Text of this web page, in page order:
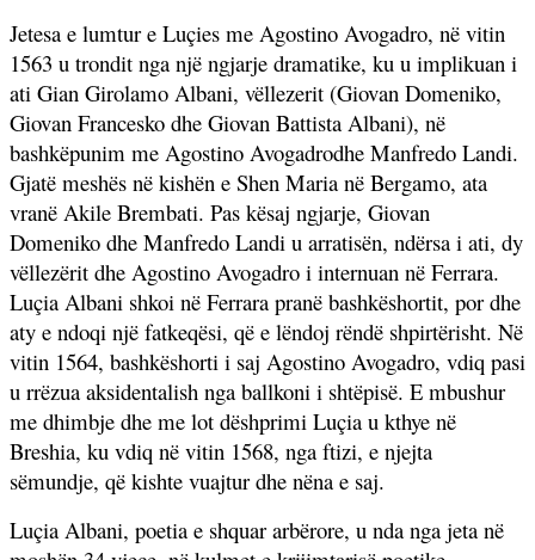
Jetesa e lumtur e Luçies me Agostino Avogadro, në vitin
1563 u trondit nga një ngjarje dramatike, ku u implikuan i
ati Gian Girolamo Albani, vëllezerit (Giovan Domeniko,
Giovan Francesko dhe Giovan Battista Albani), në
bashkëpunim me Agostino Avogadrodhe Manfredo Landi.
Gjatë meshës në kishën e Shen Maria në Bergamo, ata
vranë Akile Brembati. Pas kësaj ngjarje, Giovan
Domeniko dhe Manfredo Landi u arratisën, ndërsa i ati, dy
vëllezërit dhe Agostino Avogadro i internuan në Ferrara.
Luçia Albani shkoi në Ferrara pranë bashkëshortit, por dhe
aty e ndoqi një fatkeqësi, që e lëndoj rëndë shpirtërisht. Në
vitin 1564, bashkëshorti i saj Agostino Avogadro, vdiq pasi
u rrëzua aksidentalish nga ballkoni i shtëpisë. E mbushur
me dhimbje dhe me lot dëshprimi Luçia u kthye në
Breshia, ku vdiq në vitin 1568, nga ftizi, e njejta
sëmundje, që kishte vuajtur dhe nëna e saj.
Luçia Albani, poetia e shquar arbërore, u nda nga jeta në